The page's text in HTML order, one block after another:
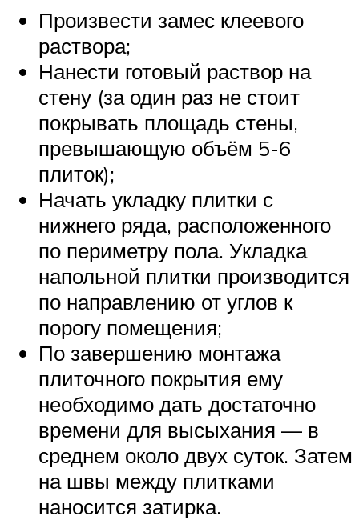
Произвести замес клеевого
раствора;
Нанести готовый раствор на
стену (за один раз не стоит
покрывать площадь стены,
превышающую объём 5-6
плиток);
Начать укладку плитки с
нижнего ряда, расположенного
по периметру пола. Укладка
напольной плитки производится
по направлению от углов к
порогу помещения;
По завершению монтажа
плиточного покрытия ему
необходимо дать достаточно
времени для высыхания — в
среднем около двух суток. Затем
на швы между плитками
наносится затирка.